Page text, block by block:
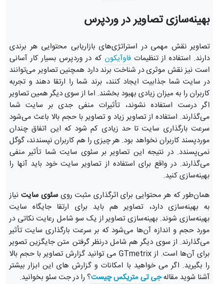
بهینه‌سازی تصاویر در وردپرس
تصاویر نقش مهمی در استراتژی‌های بازاریابی محتوایی هر برندی
دارند. استفاده از تنظیماتفاوآیکون که در وردپرس بسیار کار آسانی
است نیز نقش موثری در شناخت برند دارد همچنین تصاویر می‌توانند
در سایت شما جذابیت ایجاد کنند، برند شما را ارتقا دهند و تجربه
کاربران را به میزان زیادی بهبود بخشند. اما از سوی دیگر همین تصاویر
اگر درست استفاده نشوند، تأثیرات منفی جدی بر سایت شما
می‌گذارند. استفاده از تصاویر زیاد و تصاویر با حجم بالا باعث می‌شود
سرعت بارگذاری سایت تا حد زیادی کم شود که این اتفاق چندان
موردپسند کاربران نخواهد بود. هر چیزی را هم کاربران نپسندند، گوگل
نمی‌پسندد. در نتیجه این تصاویر بر سئوی سایت شما تأثیر منفی
می‌گذارند. در واقع برای استفاده از تصاویر سایت خود باید آنها را
بهینه‌سازی کنید.
همان‌طور که هر محتوایی برای اثرگذاری مثبت رویسئوی سایت نیاز
به بهینه‌سازی دارد، تصاویر هم باید برای ارتقا جایگاه سایت
بهینه‌سازی شوند. بهینه‌سازی تصاویر از یک سو شامل رعایت نکاتی در
مورد حجم و اندازه آن‌ها می‌شود که بر سرعت بارگذاری سایت تأثیر
می‌گذارند. از سوی دیگر هم شامل درنظر گرفتن متن جایگزین تصویر
برای آن‌ها است. از GTmetrix می توانید گزارش تصاویر با حجم بالا
را بگیرید. اگر می خواهید با امکانات و گزارش های این ابزار بیشتر
آشنا شوید مقالهجی تی متریکس چیست؟ را در جت سئو بخوانید.